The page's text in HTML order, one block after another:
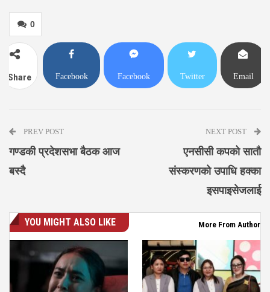
0
Share Facebook Facebook Twitter Email
PREV POST
गण्डकी प्रदेशसभा बैठक आज
बस्दै
NEXT POST
एनसीसी कपको सातौ
संस्करणको उपाधि हक्का
इसपाइसेजलाई
YOU MIGHT ALSO LIKE More From Author